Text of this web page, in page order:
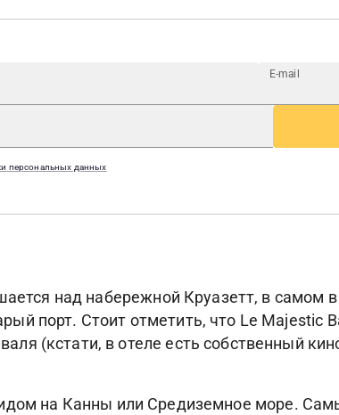
E-mail
персональных данных
над набережной Круазетт, в самом
порт. Стоит отметить, что Le Majestic
(кстати, в отеле есть собственный
на Канны или Средиземное море.